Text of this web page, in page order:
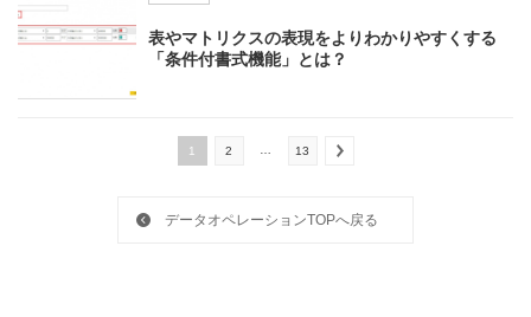
表やマトリクスの表現をよりわかりやすくする
「条件付書式機能」とは？
1 2 13
データオペレーションTOPへ戻る